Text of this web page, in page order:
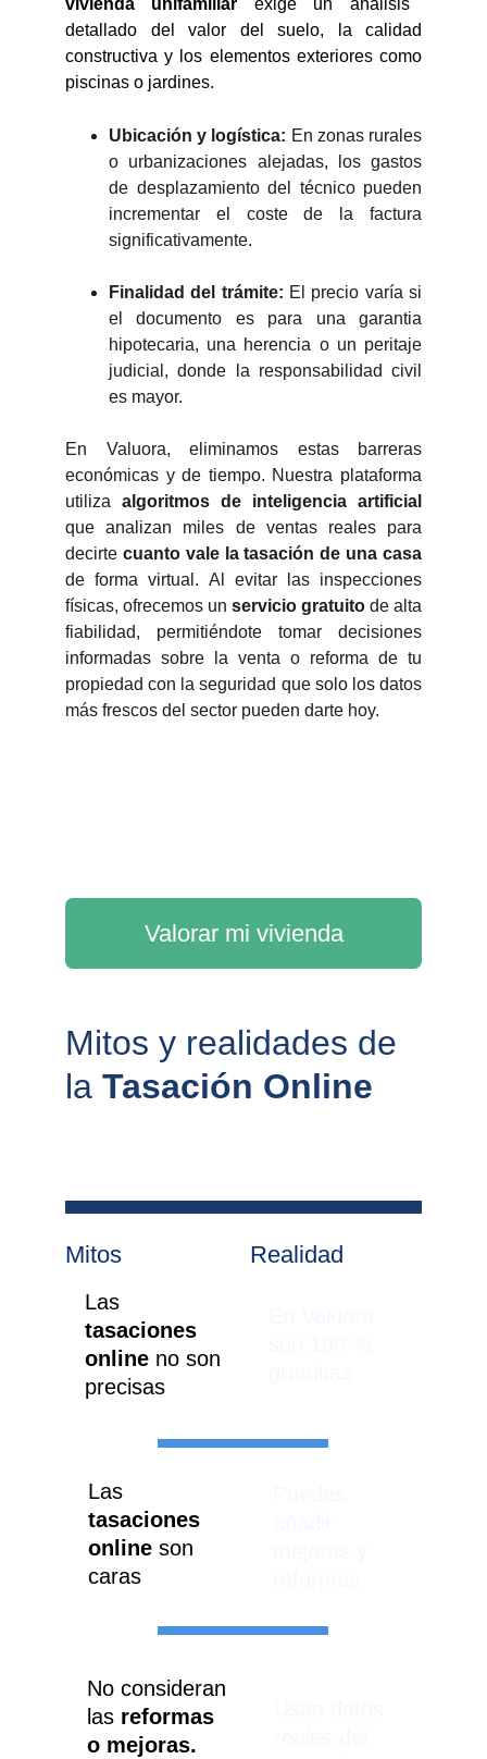
vivienda unifamiliar exige un análisis
detallado del valor del suelo, la calidad
constructiva y los elementos exteriores como
piscinas o jardines.
Ubicación y logística: En zonas rurales
o urbanizaciones alejadas, los gastos
de desplazamiento del técnico pueden
incrementar el coste de la factura
significativamente.
Finalidad del trámite: El precio varía si
el documento es para una garantia
hipotecaria, una herencia o un peritaje
judicial, donde la responsabilidad civil
es mayor.
En Valuora, eliminamos estas barreras
económicas y de tiempo. Nuestra plataforma
utiliza algoritmos de inteligencia artificial
que analizan miles de ventas reales para
decirte cuanto vale la tasación de una casa
de forma virtual. Al evitar las inspecciones
físicas, ofrecemos un servicio gratuito de alta
fiabilidad, permitiéndote tomar decisiones
informadas sobre la venta o reforma de tu
propiedad con la seguridad que solo los datos
más frescos del sector pueden darte hoy.
Valorar mi vivienda
Mitos y realidades de
la Tasación Online
Mitos Realidad
Las
tasaciones
online no son
precisas
Las
tasaciones
online son
caras
No consideran
las reformas
o mejoras.